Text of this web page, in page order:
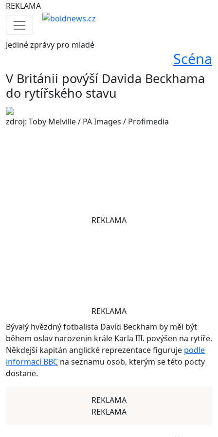
REKLAMA
Jedinézprávy pro mladé
Scéna
V Británii povýší Davida Beckhama
do rytířského stavu
zdroj: Toby Melville / PA Images / Profimedia
REKLAMA
REKLAMA
Bývalý hvězdný fotbalista David Beckham by měl být
během oslav narozenin krále Karla III. povýšen na rytíře.
Někdejší kapitán anglické reprezentace figuruje podle
informací BBC na seznamu osob, kterým se této pocty
dostane.
REKLAMA
REKLAMA